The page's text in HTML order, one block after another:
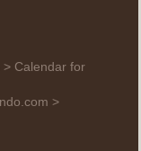
Calendar for
>